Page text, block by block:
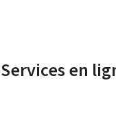
Services en